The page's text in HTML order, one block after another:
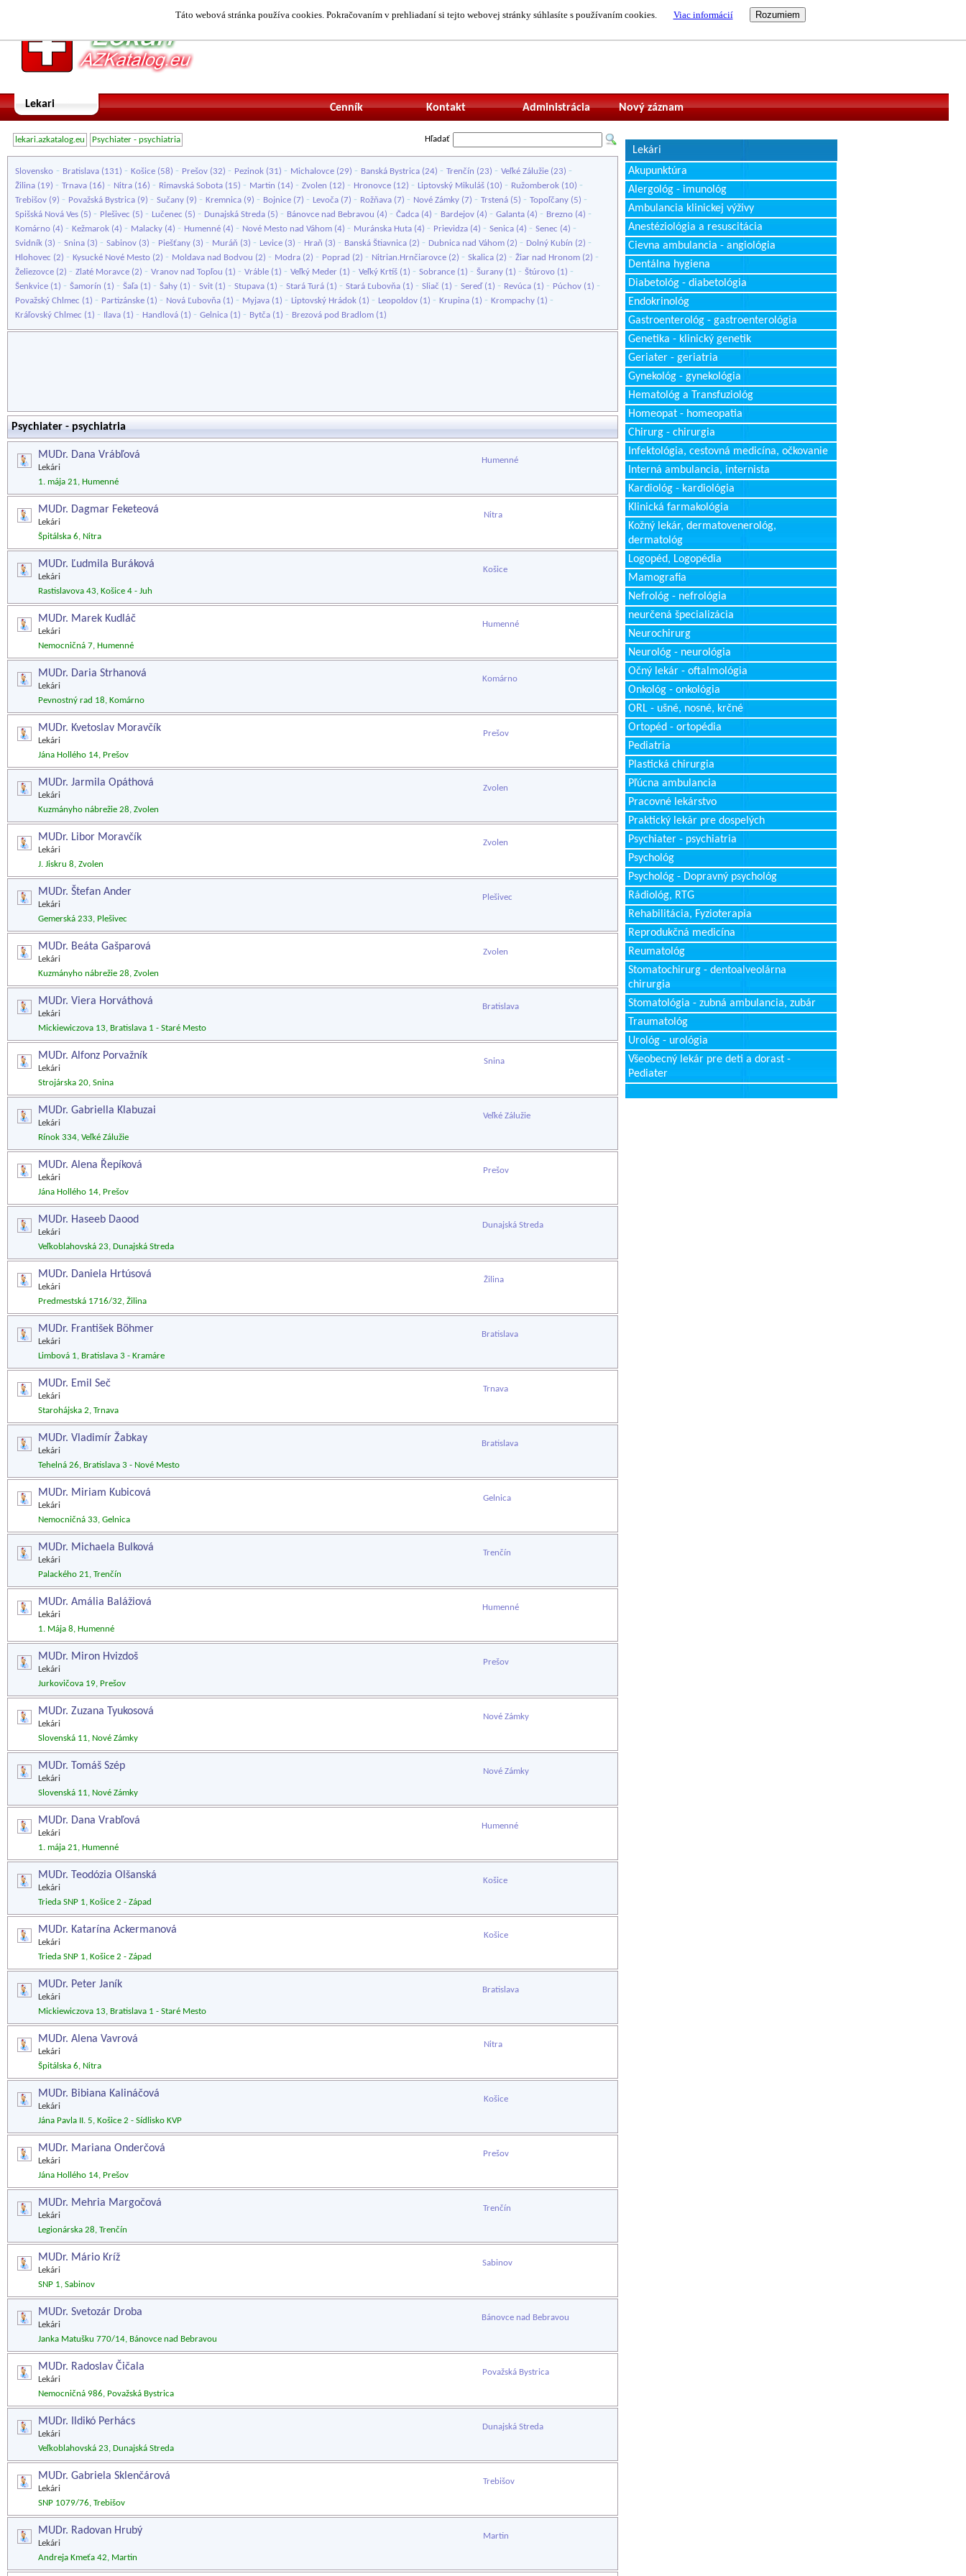
Táto webová stránka používa cookies. Pokračovaním v prehliadaní si tejto webovej stránky súhlasíte s používaním cookies. Viac informácií
Lekari Nový záznam
Administrácia
Kontakt
Cenník
lekari.azkatalog.eu Psychiater - psychiatria Hľadať
Slovensko - Bratislava (131) - Košice (58) - Prešov (32) - Pezinok (31) - Michalovce (29) - Banská Bystrica (24) - Trenčín (23) - Veľké Zálužie (23) -
Žilina (19) - Trnava (16) - Nitra (16) - Rimavská Sobota (15) - Martin (14) - Zvolen (12) - Hronovce (12) - Liptovský Mikuláš (10) - Ružomberok (10) -
Trebišov (9) - Považská Bystrica (9) - Sučany (9) - Kremnica (9) - Bojnice (7) - Levoča (7) - Rožňava (7) - Nové Zámky (7) - Trstená (5) - Topoľčany (5) -
Spišská Nová Ves (5) - Plešivec (5) - Lučenec (5) - Dunajská Streda (5) - Bánovce nad Bebravou (4) - Čadca (4) - Bardejov (4) - Galanta (4) - Brezno (4) -
Komárno (4) - Kežmarok (4) - Malacky (4) - Humenné (4) - Nové Mesto nad Váhom (4) - Muránska Huta (4) - Prievidza (4) - Senica (4) - Senec (4) -
Svidník (3) - Snina (3) - Sabinov (3) - Piešťany (3) - Muráň (3) - Levice (3) - Hraň (3) - Banská Štiavnica (2) - Dubnica nad Váhom (2) - Dolný Kubín (2) -
Hlohovec (2) - Kysucké Nové Mesto (2) - Moldava nad Bodvou (2) - Modra (2) - Poprad (2) - Nitrian.Hrnčiarovce (2) - Skalica (2) - Žiar nad Hronom (2) -
Želiezovce (2) - Zlaté Moravce (2) - Vranov nad Topľou (1) - Vráble (1) - Veľký Meder (1) - Veľký Krtíš (1) - Sobrance (1) - Šurany (1) - Štúrovo (1) -
Šenkvice (1) - Šamorín (1) - Šaľa (1) - Šahy (1) - Svit (1) - Stupava (1) - Stará Turá (1) - Stará Ľubovňa (1) - Sliač (1) - Sereď(1) - Revúca (1) - Púchov (1) -
Považský Chlmec (1) - Partizánske (1) - Nová Ľubovňa (1) - Myjava (1) - Liptovský Hrádok (1) - Leopoldov (1) - Krupina (1) - Krompachy (1) -
Kráľovský Chlmec (1) - Ilava (1) - Handlová (1) - Gelnica (1) - Bytča (1) - Brezová pod Bradlom (1)
Psychiater - psychiatria
MUDr. Dana Vrábľová
Lekári
Humenné
1. mája 21, Humenné
MUDr. Dagmar Feketeová
Lekári
Nitra
Špitálska 6, Nitra
MUDr. Ľudmila Buráková
Lekári
Košice
Rastislavova 43, Košice 4 - Juh
MUDr. Marek Kudláč
Lekári
Humenné
Nemocničná 7, Humenné
MUDr. Daria Strhanová
Lekári
Komárno
Pevnostný rad 18, Komárno
MUDr. Kvetoslav Moravčík
Lekári
Prešov
Jána Hollého 14, Prešov
MUDr. Jarmila Opáthová
Lekári
Zvolen
Kuzmányho nábrežie 28, Zvolen
MUDr. Libor Moravčík
Lekári
Zvolen
J. Jiskru 8, Zvolen
MUDr. Štefan Ander
Lekári
Plešivec
Gemerská 233, Plešivec
MUDr. Beáta Gašparová
Lekári
Zvolen
Kuzmányho nábrežie 28, Zvolen
MUDr. Viera Horváthová
Lekári
Bratislava
Mickiewiczova 13, Bratislava 1 - Staré Mesto
MUDr. Alfonz Porvažník
Lekári
Snina
Strojárska 20, Snina
MUDr. Gabriella Klabuzai
Lekári
Veľké Zálužie
Rínok 334, Veľké Zálužie
MUDr. Alena Řepíková
Lekári
Prešov
Jána Hollého 14, Prešov
MUDr. Haseeb Daood
Lekári
Dunajská Streda
Veľkoblahovská 23, Dunajská Streda
MUDr. Daniela Hrtúsová
Lekári
Žilina
Predmestská 1716/32, Žilina
MUDr. František Böhmer
Lekári
Bratislava
Limbová 1, Bratislava 3 - Kramáre
MUDr. Emil Seč
Lekári
Trnava
Starohájska 2, Trnava
MUDr. Vladimír Žabkay
Lekári
Bratislava
Tehelná 26, Bratislava 3 - Nové Mesto
MUDr. Miriam Kubicová
Lekári
Gelnica
Nemocničná 33, Gelnica
MUDr. Michaela Bulková
Lekári
Trenčín
Palackého 21, Trenčín
MUDr. Amália Balážiová
Lekári
Humenné
1. Mája 8, Humenné
MUDr. Miron Hvizdoš
Lekári
Prešov
Jurkovičova 19, Prešov
MUDr. Zuzana Tyukosová
Lekári
Nové Zámky
Slovenská 11, Nové Zámky
MUDr. Tomáš Szép
Lekári
Nové Zámky
Slovenská 11, Nové Zámky
MUDr. Dana Vrabľová
Lekári
Humenné
1. mája 21, Humenné
MUDr. Teodózia Olšanská
Lekári
Košice
Trieda SNP 1, Košice 2 - Západ
MUDr. Katarína Ackermanová
Lekári
Košice
Trieda SNP 1, Košice 2 - Západ
MUDr. Peter Janík
Lekári
Bratislava
Mickiewiczova 13, Bratislava 1 - Staré Mesto
MUDr. Alena Vavrová
Lekári
Nitra
Špitálska 6, Nitra
MUDr. Bibiana Kalináčová
Lekári
Košice
Jána Pavla II. 5, Košice 2 - Sídlisko KVP
MUDr. Mariana Onderčová
Lekári
Prešov
Jána Hollého 14, Prešov
MUDr. Mehria Margočová
Lekári
Trenčín
Legionárska 28, Trenčín
MUDr. Mário Kríž
Lekári
Sabinov
SNP 1, Sabinov
MUDr. Svetozár Droba
Lekári
Bánovce nad Bebravou
Janka Matušku 770/14, Bánovce nad Bebravou
MUDr. Radoslav Čičala
Lekári
Považská Bystrica
Nemocničná 986, Považská Bystrica
MUDr. Ildikó Perhács
Lekári
Dunajská Streda
Veľkoblahovská 23, Dunajská Streda
MUDr. Gabriela Sklenčárová
Lekári
Trebišov
SNP 1079/76, Trebišov
MUDr. Radovan Hrubý
Lekári
Martin
Andreja Kmeťa 42, Martin
Lekári
Akupunktúra
Alergológ - imunológ
Ambulancia klinickej výživy
Anestéziológia a resuscitácia
Cievna ambulancia - angiológia
Dentálna hygiena
Diabetológ - diabetológia
Endokrinológ
Gastroenterológ - gastroenterológia
Genetika - klinický genetik
Geriater - geriatria
Gynekológ - gynekológia
Hematológ a Transfuziológ
Homeopat - homeopatia
Chirurg - chirurgia
Infektológia, cestovná medicína, očkovanie
Interná ambulancia, internista
Kardiológ - kardiológia
Klinická farmakológia
Kožný lekár, dermatovenerológ,
dermatológ
Logopéd, Logopédia
Mamografia
Nefrológ - nefrológia
neurčená špecializácia
Neurochirurg
Neurológ - neurológia
Očný lekár - oftalmológia
Onkológ - onkológia
ORL - ušné, nosné, krčné
Ortopéd - ortopédia
Pediatria
Plastická chirurgia
Pľúcna ambulancia
Pracovné lekárstvo
Praktický lekár pre dospelých
Psychiater - psychiatria
Psychológ
Psychológ - Dopravný psychológ
Rádiológ, RTG
Rehabilitácia, Fyzioterapia
Reprodukčná medicína
Reumatológ
Stomatochirurg - dentoalveolárna
chirurgia
Stomatológia - zubná ambulancia, zubár
Traumatológ
Urológ - urológia
Všeobecný lekár pre deti a dorast -
Pediater